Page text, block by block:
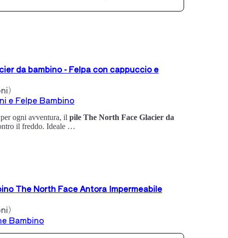
da bambino - Felpa con cappuccio e
e Felpe Bambino
ogni avventura, il pile The North Face Glacier da
il freddo. Ideale …
The North Face Antora Impermeabile
Bambino